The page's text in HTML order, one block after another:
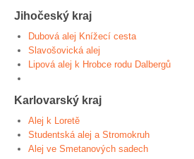
Jihočeský kraj
Dubová alej Knížecí cesta
Slavošovická alej
Lipová alej k Hrobce rodu Dalbergů
Karlovarský kraj
Alej k Loretě
Studentská alej a Stromokruh
Alej ve Smetanových sadech